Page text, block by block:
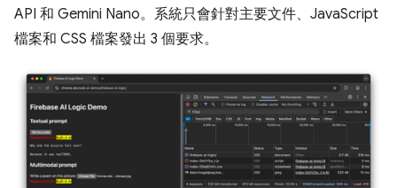
API 和 Gemini Nano。系統只會針對主要文件、JavaScript
檔案和 CSS 檔案發出 3 個要求。